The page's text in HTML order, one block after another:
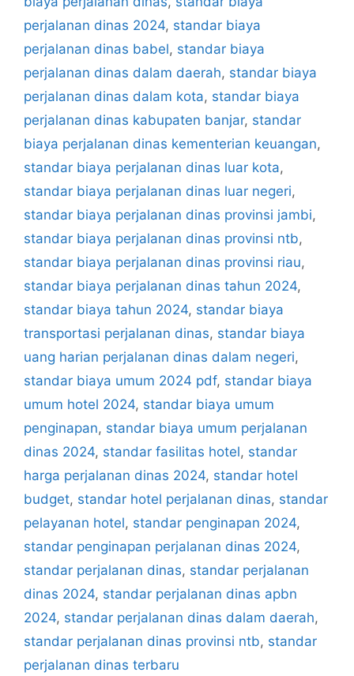
perjalanan dinas 2024, standar biaya
perjalanan dinas babel, standar biaya
perjalanan dinas dalam daerah, standar biaya
perjalanan dinas dalam kota, standar biaya
perjalanan dinas kabupaten banjar, standar
biaya perjalanan dinas kementerian keuangan,
standar biaya perjalanan dinas luar kota,
standar biaya perjalanan dinas luar negeri,
standar biaya perjalanan dinas provinsi jambi,
standar biaya perjalanan dinas provinsi ntb,
standar biaya perjalanan dinas provinsi riau,
standar biaya perjalanan dinas tahun 2024,
standar biaya tahun 2024, standar biaya
transportasi perjalanan dinas, standar biaya
uang harian perjalanan dinas dalam negeri,
standar biaya umum 2024 pdf, standar biaya
umum hotel 2024, standar biaya umum
penginapan, standar biaya umum perjalanan
dinas 2024, standar fasilitas hotel, standar
harga perjalanan dinas 2024, standar hotel
budget, standar hotel perjalanan dinas, standar
pelayanan hotel, standar penginapan 2024,
standar penginapan perjalanan dinas 2024,
standar perjalanan dinas, standar perjalanan
dinas 2024, standar perjalanan dinas apbn
2024, standar perjalanan dinas dalam daerah,
standar perjalanan dinas provinsi ntb, standar
perjalanan dinas terbaru